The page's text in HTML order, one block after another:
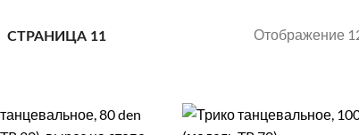
СТРАНИЦА 11 Отображение